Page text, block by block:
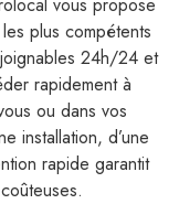
plus compétents
24h/24 et
rapidement à
ou dans vos
installation, d’une
rapide garantit